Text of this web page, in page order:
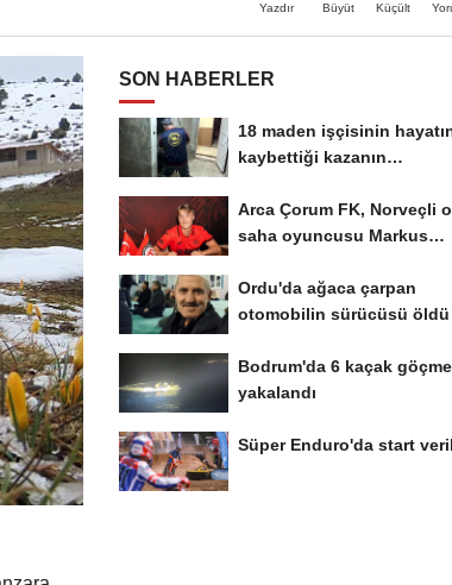
Yazdır Büyüt Küçült
SON HABERLER
18 maden işçisinin
kaybettiği kazanın
Arca Çorum FK, Norveçli
saha oyuncusu Markus
Ordu'da ağaca çarpan
otomobilin sürücüsü öldü
Bodrum'da 6 kaçak
yakalandı
Süper Enduro'da start